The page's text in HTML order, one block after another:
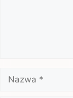
Nazwa